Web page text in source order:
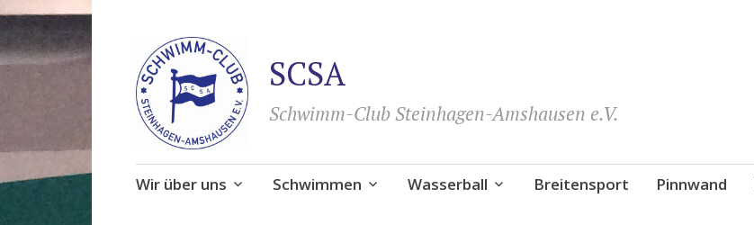
SCSA
Schwimm-Club Steinhagen-Amshausen e.V.
Zum
Wir über uns Schwimmen Wasserball Breitensport Pinnwand